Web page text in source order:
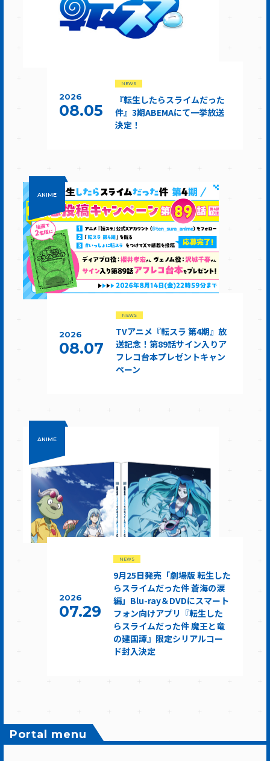
2026
08.05
NEWS
『転生したらスライムだった
件』3期ABEMAにて一挙放送
決定！
ANIME
2026
08.07
NEWS
TVアニメ『転スラ 第4期』放
送記念！第89話サイン入りア
フレコ台本プレゼントキャン
ペーン
ANIME
2026
07.29
NEWS
9月25日発売「劇場版 転生した
らスライムだった件 蒼海の涙
編」Blu-ray＆DVDにスマート
フォン向けアプリ『転生した
らスライムだった件 魔王と竜
の建国譚』限定シリアルコー
ド封入決定
Portal menu